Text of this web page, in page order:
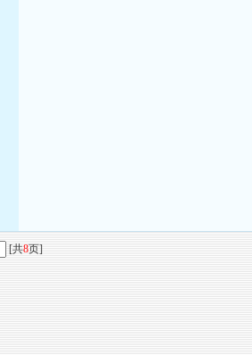
[共8页]